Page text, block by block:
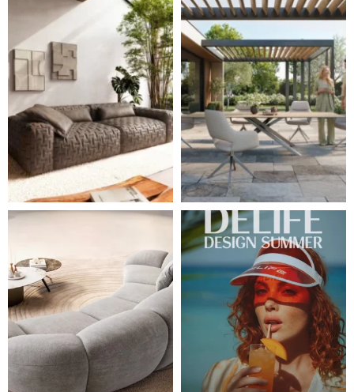
Ne každá pohovka je jen místem k sezení. Některé s
Léto je v plném proudu